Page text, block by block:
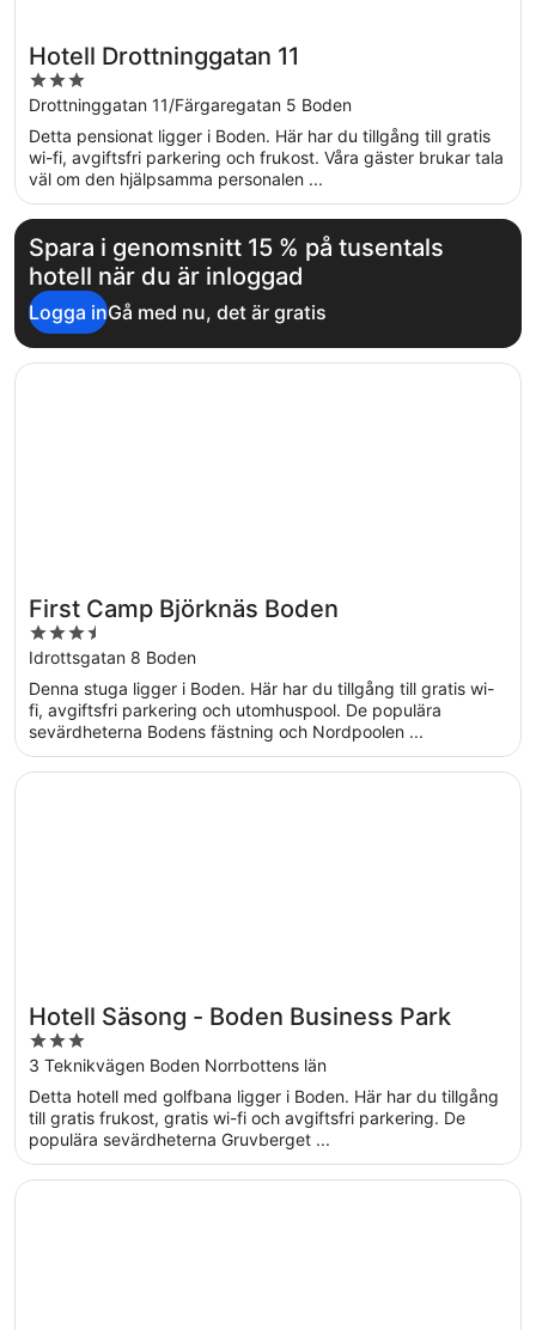
Hotell Drottninggatan 11
3
out
of
5
Drottninggatan 11/Färgaregatan 5 Boden
Detta pensionat ligger i Boden. Här har du tillgång till gratis
wi-fi, avgiftsfri parkering och frukost. Våra gäster brukar tala
väl om den hjälpsamma personalen ...
Spara i genomsnitt 15 % på tusentals
hotell när du är inloggad
Logga inGå med nu, det är gratis
First Camp Björknäs Boden
3.5
out
of
5
Idrottsgatan 8 Boden
Denna stuga ligger i Boden. Här har du tillgång till gratis wi-
fi, avgiftsfri parkering och utomhuspool. De populära
sevärdheterna Bodens fästning och Nordpoolen ...
Öppnas i ett nytt fönster
First Camp Björknäs Boden
Hotell Säsong - Boden Business Park
3
out
of
5
3 Teknikvägen Boden Norrbottens län
Detta hotell med golfbana ligger i Boden. Här har du tillgång
till gratis frukost, gratis wi-fi och avgiftsfri parkering. De
populära sevärdheterna Gruvberget ...
Öppnas i ett nytt fönster
Hotell Säsong - Boden Business Park
Öppnas i ett nytt fönster
Hotel Nivå